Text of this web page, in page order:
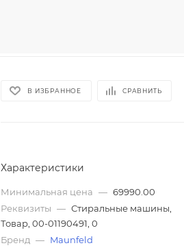
В ИЗБРАННОЕ СРАВНИТЬ
Характеристики
Минимальная цена — 69990.00
Реквизиты — Стиральные машины,
Товар, 00-01190491, 0
Бренд — Maunfeld